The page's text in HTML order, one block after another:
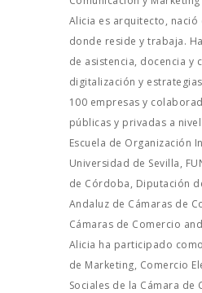
Alicia es arquitecto, nació
donde reside y trabaja.
de asistencia, docencia y
digitalización y
100 empresas y
públicas y privadas a
Escuela de Organización
Universidad de Sevilla,
de Córdoba, Diputación
Andaluz de Cámaras de
Cámaras de Comercio
Alicia ha participado
de Marketing, Comercio
Sociales de la Cámara de